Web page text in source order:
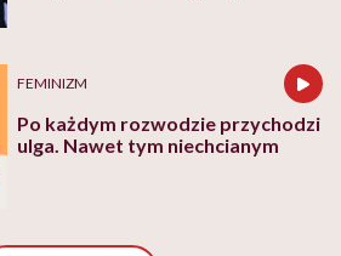
FEMINIZM
Po każdym rozwodzie przychodzi
ulga. Nawet tym niechcianym